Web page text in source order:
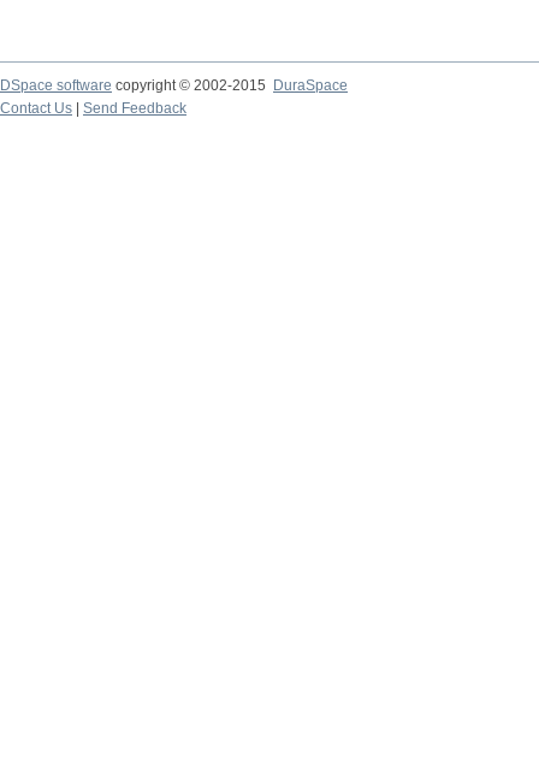
DSpace software copyright © 2002-2015
DuraSpace
Contact Us
Send Feedback